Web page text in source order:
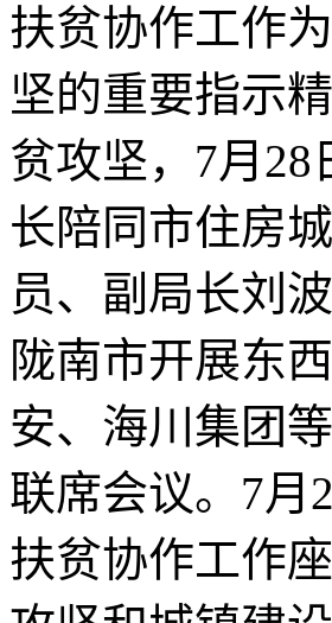
扶贫协作工作
坚的重要指示
贫攻坚，7月
长陪同市住房
员、副局长刘
陇南市开展东
安、海川集团
联席会议。7月
扶贫协作工作